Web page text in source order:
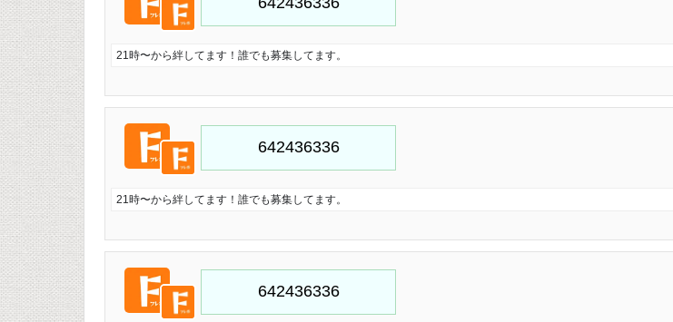
21時〜から絆してます！誰でも募集してます。
21時〜から絆してます！誰でも募集してます。